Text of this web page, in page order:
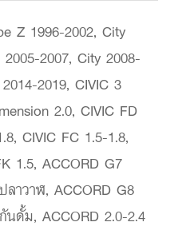
Z 1996-2002, City
2007, City 2008-
2019, CIVIC 3
2.0, CIVIC FD
CIVIC FC 1.5-1.8,
1.5, ACCORD G7
าวาฬ, ACCORD G8
นดั้ม, ACCORD 2.0-2.4